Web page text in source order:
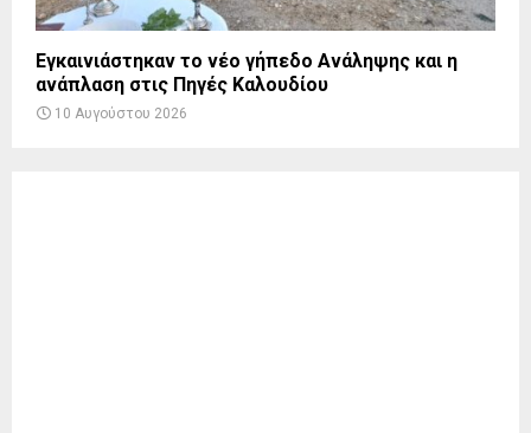
Εγκαινιάστηκαν το νέο γήπεδο Ανάληψης και η
ανάπλαση στις Πηγές Καλουδίου
10 Αυγούστου 2026